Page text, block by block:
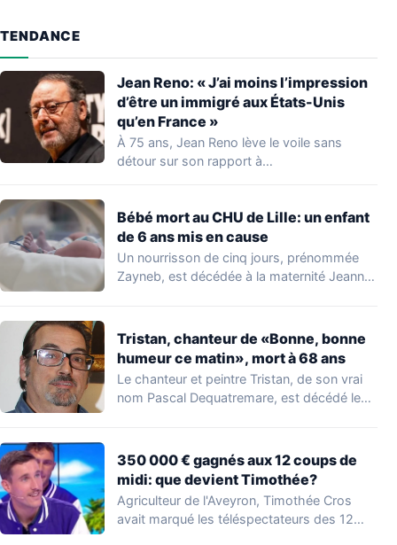
TENDANCE
Jean Reno: « J’ai moins l’impression
d’être un immigré aux États-Unis
qu’en France »
À 75 ans, Jean Reno lève le voile sans
détour sur son rapport à…
Bébé mort au CHU de Lille: un enfant
de 6 ans mis en cause
Un nourrisson de cinq jours, prénommée
Zayneb, est décédée à la maternité Jeanne
Tristan, chanteur de «Bonne, bonne
humeur ce matin», mort à 68 ans
Le chanteur et peintre Tristan, de son vrai
nom Pascal Dequatremare, est décédé le…
350 000 € gagnés aux 12 coups de
midi: que devient Timothée?
Agriculteur de l'Aveyron, Timothée Cros
avait marqué les téléspectateurs des 12